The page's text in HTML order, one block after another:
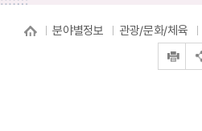
분야별정보 관광/문화/체육